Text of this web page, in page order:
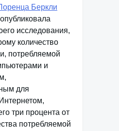
Беркли
исследования,
количество
потребляемой
и
для
три процента от
потребляемой